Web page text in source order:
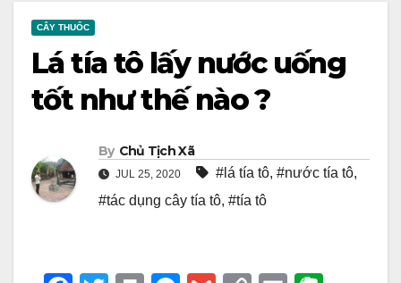
CÂY THUỐC
Lá tía tô lấy nước uống
tốt như thế nào ?
By Chủ Tịch Xã
JUL 25, 2020 #lá tía tô, #nước tía tô,
#tác dụng cây tía tô, #tía tô